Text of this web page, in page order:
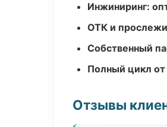
Инжиниринг:
ОТК и
Собственный
Полный цикл от
Отзывы